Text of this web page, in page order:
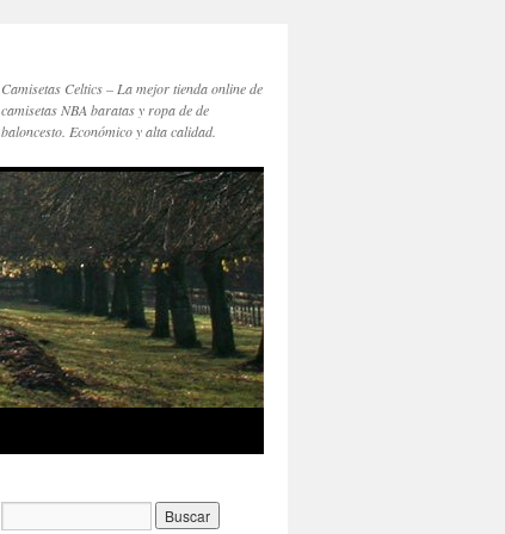
Camisetas Celtics – La mejor tienda online de
camisetas NBA baratas y ropa de de
baloncesto. Económico y alta calidad.